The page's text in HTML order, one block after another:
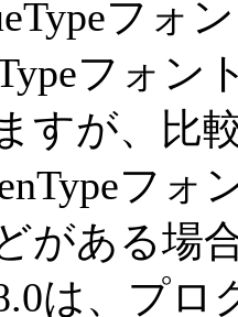
フォ
フォン
すが、比
フォ
がある場
は、プロ